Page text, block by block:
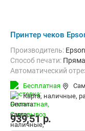
Принтер чеков
Производитель: Epson
Способ печати:
Автоматический
Бесплатная
карта, наличные,
939,51р.